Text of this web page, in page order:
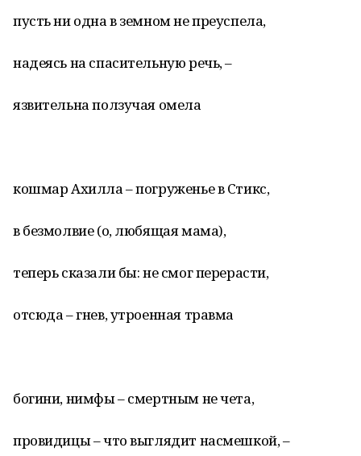
пусть ни одна в земном не преуспела,
надеясь на спасительную речь, –
язвительна ползучая омела
кошмар Ахилла – погруженье в Стикс,
в безмолвие (о, любящая мама),
теперь сказали бы: не смог перерасти,
отсюда – гнев, утроенная травма
богини, нимфы – смертным не чета,
провидицы – что выглядит насмешкой, –